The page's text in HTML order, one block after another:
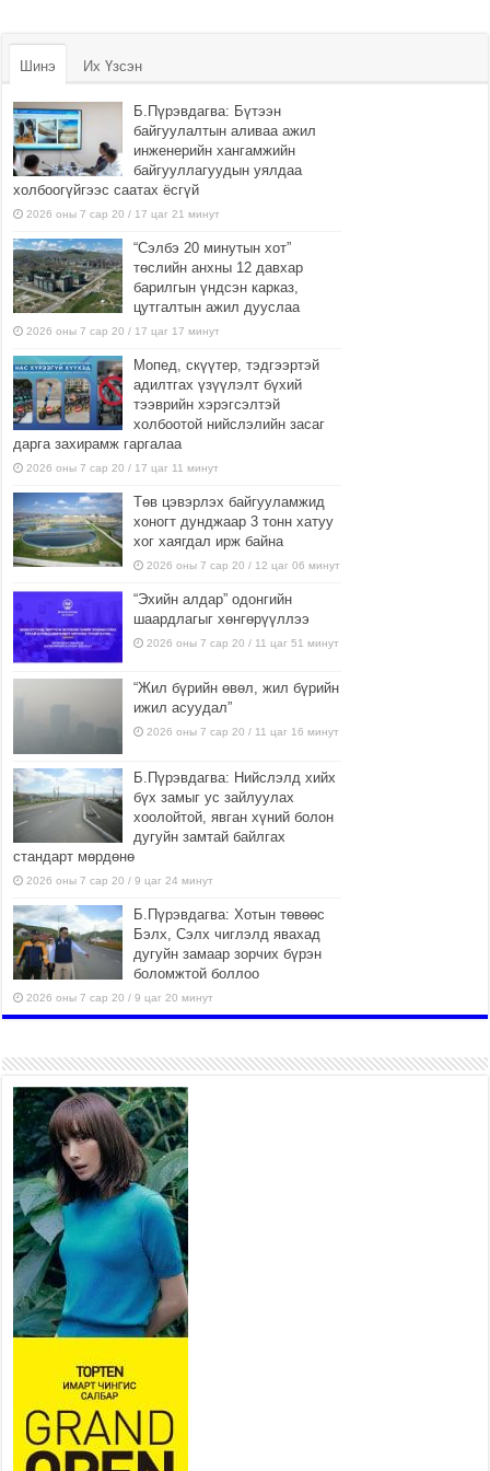
Шинэ Их Үзсэн
Б.Пүрэвдагва: Бүтээн
байгуулалтын аливаа ажил
инженерийн хангамжийн
байгууллагуудын уялдаа
холбоогүйгээс саатах ёсгүй
2026 оны 7 сар 20 / 17 цаг 21 минут
“Сэлбэ 20 минутын хот”
төслийн анхны 12 давхар
барилгын үндсэн карказ,
цутгалтын ажил дууслаа
2026 оны 7 сар 20 / 17 цаг 17 минут
Мопед, скүүтер, тэдгээртэй
адилтгах үзүүлэлт бүхий
тээврийн хэрэгсэлтэй
холбоотой нийслэлийн засаг
дарга захирамж гаргалаа
2026 оны 7 сар 20 / 17 цаг 11 минут
Төв цэвэрлэх байгууламжид
хоногт дунджаар 3 тонн хатуу
хог хаягдал ирж байна
2026 оны 7 сар 20 / 12 цаг 06 минут
“Эхийн алдар” одонгийн
шаардлагыг хөнгөрүүллээ
2026 оны 7 сар 20 / 11 цаг 51 минут
“Жил бүрийн өвөл, жил бүрийн
ижил асуудал”
2026 оны 7 сар 20 / 11 цаг 16 минут
Б.Пүрэвдагва: Нийслэлд хийх
бүх замыг ус зайлуулах
хоолойтой, явган хүний болон
дугуйн замтай байлгах
стандарт мөрдөнө
2026 оны 7 сар 20 / 9 цаг 24 минут
Б.Пүрэвдагва: Хотын төвөөс
Бэлх, Сэлх чиглэлд явахад
дугуйн замаар зорчих бүрэн
боломжтой боллоо
2026 оны 7 сар 20 / 9 цаг 20 минут
шугам хоолойн ажил 80
хувьтай үргэлжилж байна
2026 оны 7 сар 20 / 9 цаг 14 минут
Усархаг аадар бороо орж
байгаа тул аюулгүй байдлаа
хангаж, үер усны аюулаас
сэрэмжлэхийг нийслэлийн
Онцгой байдлын газраас анхааруулж байна
2026 оны 7 сар 20 / 9 цаг 09 минут
311 алба хаагч, 119 техник хэрэгсэлтэй ажиллаж
үер усны аюул, болзошгүй эрсдэлээс сэргийлж
байна
Аяллаа зөв төлөвлөхийг иргэдэд зөвлөж байна
2026 оны 7 сар 16 / 11 цаг 50 минут
Үер усны болзошгүй аюулаас сэргийлж,
холбогдох байгууллагууд өндөржүүлсэн бэлэн